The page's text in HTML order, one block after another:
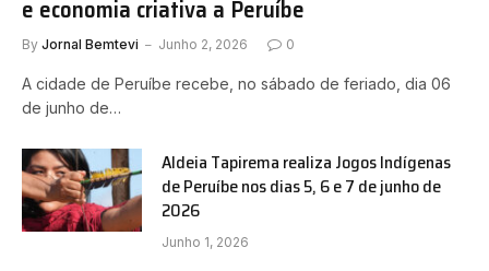
e economia criativa a Peruíbe
By Jornal Bemtevi Junho 2, 2026 0
A cidade de Peruíbe recebe, no sábado de feriado, dia 06
de junho de…
Aldeia Tapirema realiza Jogos Indígenas
de Peruíbe nos dias 5, 6 e 7 de junho de
2026
Junho 1, 2026